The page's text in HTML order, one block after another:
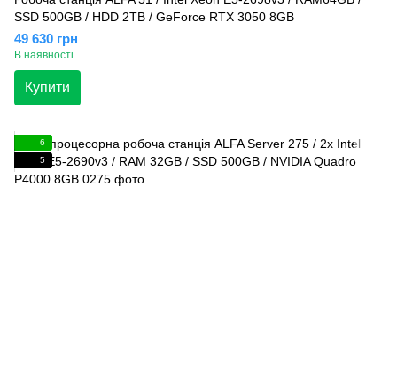
SSD 500GB / HDD 2TB / GeForce RTX 3050 8GB
49 630 грн
В наявності
Купити
6
5